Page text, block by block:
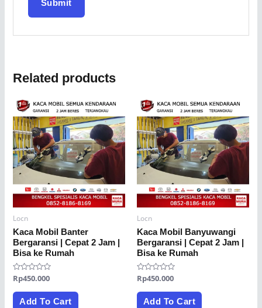
Related products
Locn
Kaca Mobil Banter
Bergaransi | Cepat 2 Jam |
Bisa ke Rumah
Rated
out
Rp450.000
Add To Cart
Locn
Kaca Mobil Banyuwangi
Bergaransi | Cepat 2 Jam |
Bisa ke Rumah
Rated
out
Rp450.000
Add To Cart